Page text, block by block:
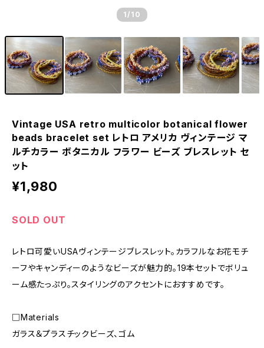
1 /10
Vintage USA retro multicolor botanical flower
beads bracelet set レトロ アメリカ ヴィンテージ マ
ルチカラー ボタニカル フラワー ビーズ ブレスレット セ
ット
¥1,980
SOLD OUT
レトロ可愛いUSAヴィンテージブレスレット。カラフルなお花モチ
ーフやキャンディーのようなビーズが魅力的。19本セットでボリュ
ーム感たっぷり。スタイリングのアクセントにおすすめです。
□Materials
ガラス＆プラスチックビーズ、ゴム